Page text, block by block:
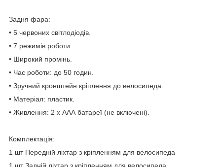
Задня фара:
• 5 червоних світлодіодів.
• 7 режимів роботи
• Широкий промінь.
• Час роботи: до 50 годин.
• Зручний кронштейн кріплення до велосипеда.
• Матеріал: пластик.
• Живлення: 2 х ААА батареї (не включені).
Комплектація:
1 шт Передній ліхтар з кріпленням для велосипеда
1 шт Задній ліхтар з кріпленням для велосипеда.